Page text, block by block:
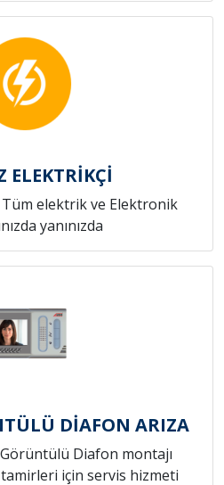
ELEKTRİKÇİ
elektrik ve Elektronik
yanınızda
DİAFON ARIZA
Diafon montajı
tamirleri için servis hizmeti